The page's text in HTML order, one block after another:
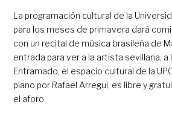
La programación cultural de la
para los meses de primavera dará
con un recital de música brasileña de
entrada para ver a la artista sevillana, a
Entramado, el espacio cultural de la
piano por Rafael Arregui, es libre y
el aforo.